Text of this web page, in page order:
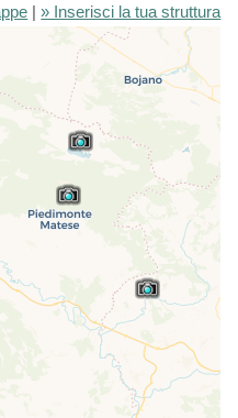
|» Inserisci la tua struttura